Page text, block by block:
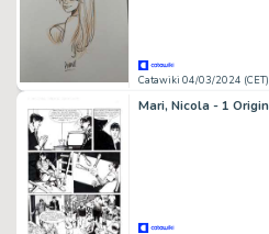
Catawiki 04/03/2024 (CET)